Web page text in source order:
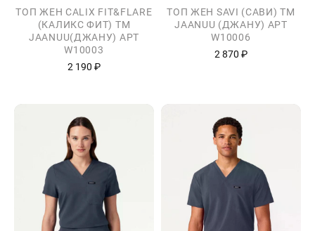
ТОП ЖЕН CALIX FIT&FLARE
(КАЛИКС ФИТ) ТМ
JAANUU(ДЖАНУ) АРТ
W10003
2 190 ₽
ТОП ЖЕН SAVI (САВИ) ТМ
JAANUU (ДЖАНУ) АРТ
W10006
2 870 ₽